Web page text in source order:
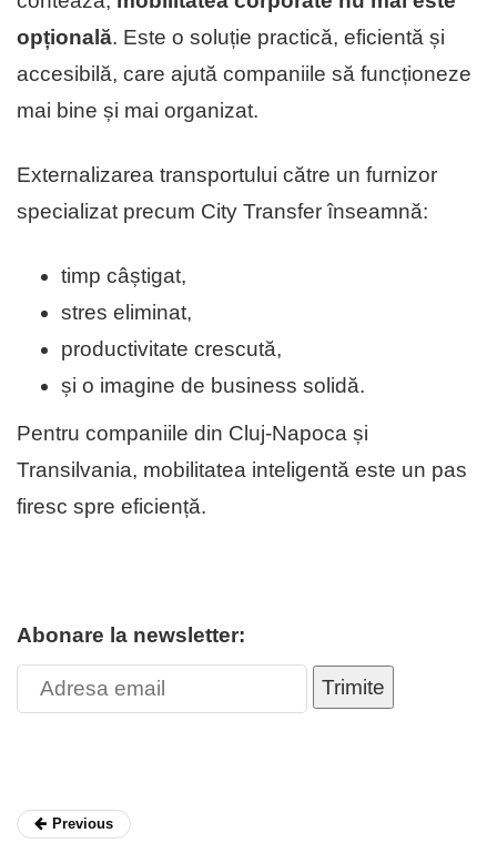
opțională. Este o soluție practică, eficientă și
accesibilă, care ajută companiile să funcționeze
mai bine și mai organizat.
Externalizarea transportului către un furnizor
specializat precum City Transfer înseamnă:
timp câștigat,
stres eliminat,
productivitate crescută,
și o imagine de business solidă.
Pentru companiile din Cluj-Napoca și
Transilvania, mobilitatea inteligentă este un pas
firesc spre eficiență.
Abonare la newsletter:
Trimite
Previous